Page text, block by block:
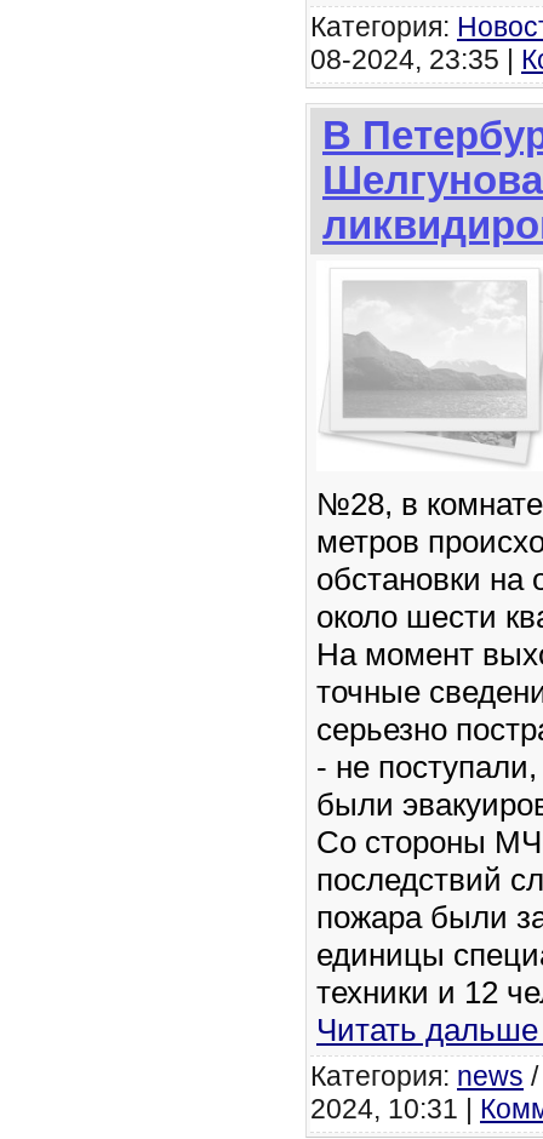
Категория:
08-2024, 23:35 |
В
Шелгунова
№28, в
метров
обстановки
около шести
На момент
точные
серьезно
- не
были
Со стороны
последствий
пожара были
единицы
техники и 12
Читать
Категория: news
2024, 10:31 |